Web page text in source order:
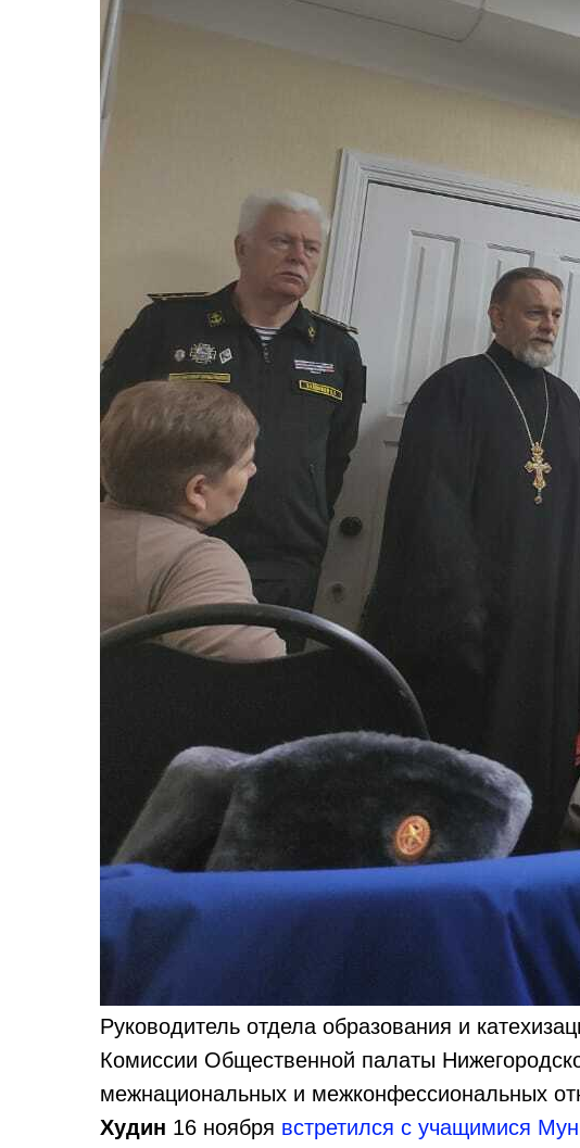
Руководитель отдела образования и
Комиссии Общественной палаты
межнациональных и межконфессиональных
Худин 16 ноября встретился с учащимися